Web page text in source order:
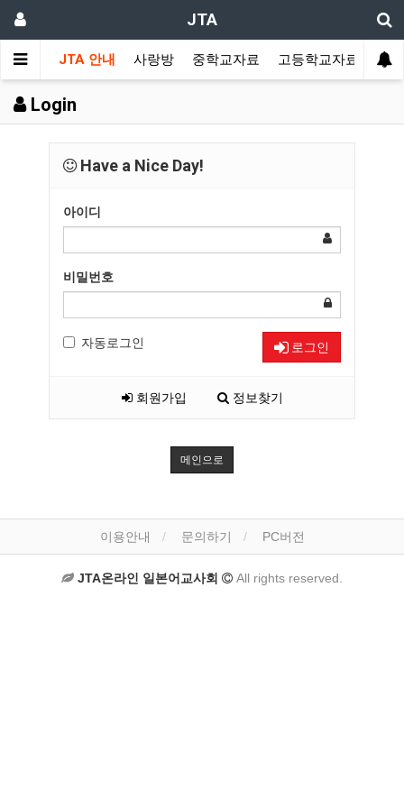
JTA
JTA 안내 사랑방 중학교자료 고등학교자료 멀
Login
Have a Nice Day!
아이디
비밀번호
자동로그인 로그인
회원가입 정보찾기
메인으로
이용안내 문의하기 PC버전
JTA온라인 일본어교사회 All rights reserved.